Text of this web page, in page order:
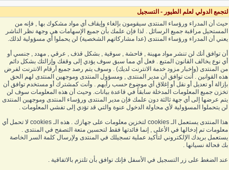
الدولي لعلم الطيور - التسجيل
حيث أن المدراء ورؤساء المنتدى سيقومون بإلغاء وإيقاف أي مواد مشكوك بها , فإنه من
المستحيل مراقبة جميع الرسائل . لذا فإن علمك بأن جميع الإسهامات هي وجهة نظر الناشر
يعني أن المدراء ورؤساء المنتدى (عدا مشاركاتهم الشخصية) لن يحملوا أي مسؤولية لذلك.
أن توافق أنك لن تنشر مواد مهينة , فاحشة , سوقية , بشكل قذف , عرقي , مهدد , جنسي أو
أي نوع يخالف القانون المتبع . فعل أي مما سبق سوف يؤدي إلى وقفك وإزالتك بشكل دائم
من المنتدى (وإخبار مزود خدمة الانترنت لديك) . وسوف يتم رصد جميع أرقام الانترنت لفرض
هذه القوانين . أنت توافق أن مدير المنتدى , ومسؤول المنتدى وموجهين المنتدى لهم الحق
بإزالة أو تعديل أو نقل أو إغلاق أي موضوع حسب رأيهم . وأنت كمشترك أو مستخدم توافق أن
تخزن جميع المعلومات المدخلة سابقاً في قاعدة بيانات. وحيث أن هذه المعلومات سوف لن
يتم عرضها إلى أي جهة ثالثة دون علمك فإن مدير المنتدى ورؤساء المنتدى وموجهين المنتدى
لن يتحملوا المسؤولية لأي محاولة الدخول عنوة والتي قد تؤدي إلى تفشي المعلومات .
هذا المنتدى يستعمل الـ cookies لتخزين معلومات على جهازك . هذه الـ cookies لا تحمل أي
معلومات تم إدخالها في الأعلى , إنما فائدتها فقط لتحسين متعة التصفح في المنتدى .
يستعمل بريدك الإلكتروني لتأكيد عملية تسجيلك في المنتدى ولإرسال كلمة السر الخاصة
بك فحالة نسيانها .
عند الضغط على زر التسجيل في الأسفل فإنك توافق بأن تلتزم بالاتفاقية .